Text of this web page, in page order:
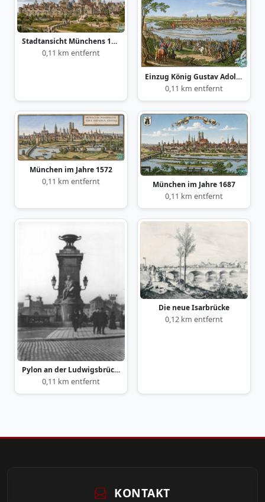
Stadtansicht Münchens 1493
0,11 km entfernt
Einzug König Gustav Adolphs von Schweden in München 17.Mai 1632
0,11 km entfernt
München im Jahre 1572
0,11 km entfernt
München im Jahre 1687
0,11 km entfernt
Pylon an der Ludwigsbrücke
0,11 km entfernt
Die neue Isarbrücke
0,12 km entfernt
KONTAKT